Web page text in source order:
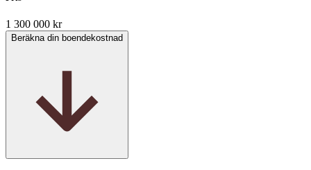
1 300 000 kr
Beräkna din boendekostnad